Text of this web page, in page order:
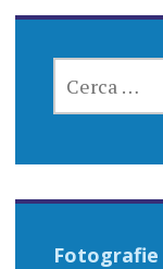
PER:
Fotografie